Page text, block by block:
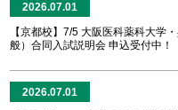
2026.07.01
【京都校】7/5 大阪医科薬科大学
般）合同入試説明会 申込受付中！
2026.07.01